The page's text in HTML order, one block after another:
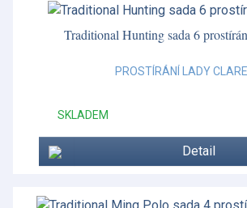
Traditional Hunting sada 6
PROSTÍRÁNÍ LADY CLARE
SKLADEM
Detail